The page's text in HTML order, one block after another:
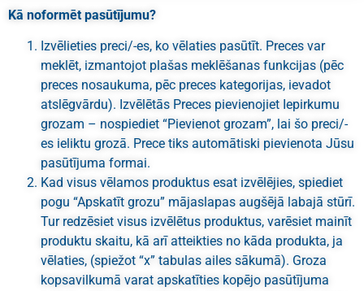
Kā noformēt pasūtījumu?
Izvēlieties preci/-es, ko vēlaties pasūtīt. Preces var
meklēt, izmantojot plašas meklēšanas funkcijas (pēc
preces nosaukuma, pēc preces kategorijas, ievadot
atslēgvārdu). Izvēlētās Preces pievienojiet Iepirkumu
grozam – nospiediet “Pievienot grozam”, lai šo preci/-
es ieliktu grozā. Prece tiks automātiski pievienota Jūsu
pasūtījuma formai.
Kad visus vēlamos produktus esat izvēlējies, spiediet
pogu “Apskatīt grozu” mājaslapas augšējā labajā stūrī.
Tur redzēsiet visus izvēlētus produktus, varēsiet mainīt
produktu skaitu, kā arī atteikties no kāda produkta, ja
vēlaties, (spiežot “x” tabulas ailes sākumā). Groza
kopsavilkumā varat apskatīties kopējo pasūtījuma